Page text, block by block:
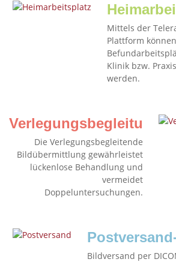
Mittels der
Plattform können
Klinik bzw.
werden.
Verlegungsbegleitung
Die Verlegungsbegleitende
Bildübermittlung gewährleistet
lückenlose Behandlung und
vermeidet
Doppeluntersuchungen.
Bildversand per